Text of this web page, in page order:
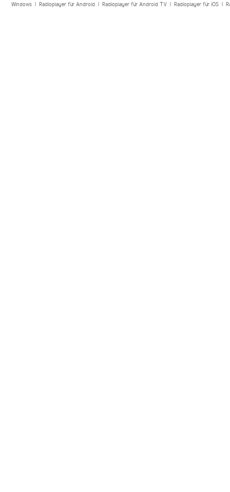
Windows| Radioplayer für Android| Radioplayer für Android TV| Radioplayer für iOS|